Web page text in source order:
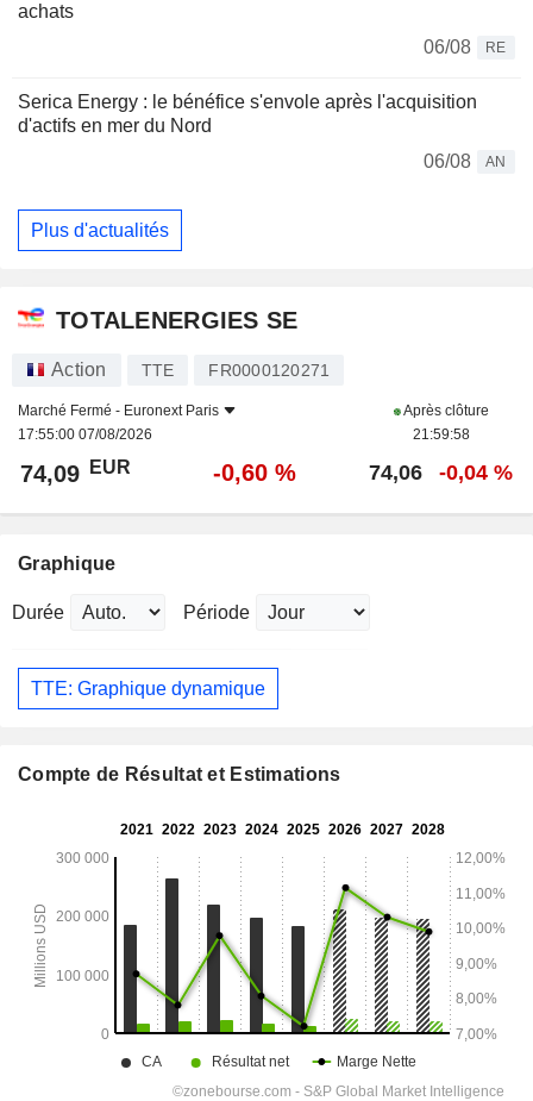
achats
06/08
RE
Serica Energy : le bénéfice s'envole après l'acquisition
d'actifs en mer du Nord
06/08
AN
Plus d'actualités
TOTALENERGIES SE
Action TTE FR0000120271
Marché Fermé - Euronext Paris
17:55:00 07/08/2026
Après clôture
21:59:58
74,09 EUR -0,60 % 74,06 -0,04 %
Graphique
Durée Période
TTE: Graphique dynamique
Compte de Résultat et Estimations